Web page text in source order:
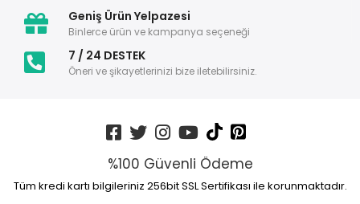
Geniş Ürün Yelpazesi
Binlerce ürün ve kampanya seçeneği
7 / 24 DESTEK
Öneri ve şikayetlerinizi bize iletebilirsiniz.
%100 Güvenli Ödeme
Tüm kredi kartı bilgileriniz 256bit SSL Sertifikası ile korunmaktadır.